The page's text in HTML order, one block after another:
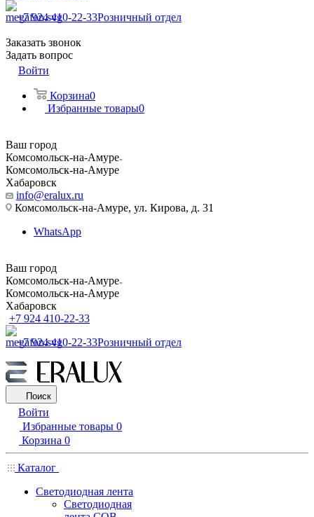
+7 924 410-22-33Розничный отдел
Заказать звонок
Задать вопрос
Войти
Корзина0
Избранные товары0
Ваш город
Комсомольск-на-Амуре
Комсомольск-на-Амуре
Хабаровск
info@eralux.ru
Комсомольск-на-Амуре, ул. Кирова, д. 31
WhatsApp
Ваш город
Комсомольск-на-Амуре
Комсомольск-на-Амуре
Хабаровск
+7 924 410-22-33
+7 924 410-22-33Розничный отдел
Поиск
Войти
Избранные товары 0
Корзина 0
Каталог
Светодиодная лента
Светодиодная